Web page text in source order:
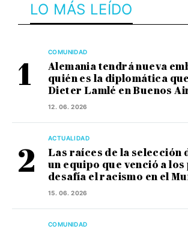
LO MÁS LEÍDO
COMUNIDAD
Alemania tendrá nueva
quién es la diplomática
Dieter Lamlé en Buenos
12. 06. 2026
ACTUALIDAD
Las raíces de la selección
un equipo que venció a
desafía el racismo en el
15. 06. 2026
COMUNIDAD